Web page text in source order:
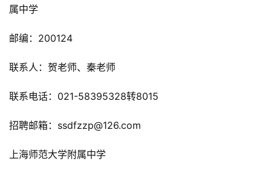
属中学
邮编：200124
联系人：贺老师、秦老师
联系电话：021-58395328转8015
招聘邮箱：ssdfzzp@126.com
上海师范大学附属中学